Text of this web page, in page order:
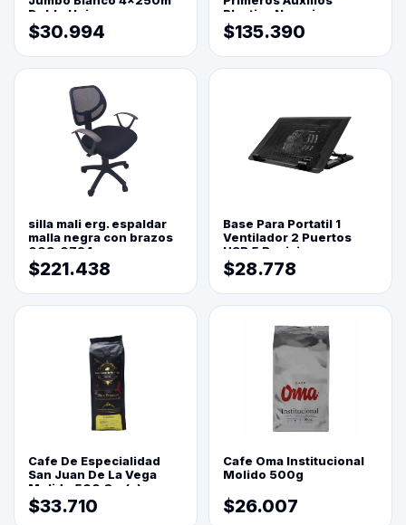
Doble Hoja
$30.994
Plastica Naranja
$135.390
silla mali erg. espaldar
malla negra con brazos
003-0794
$221.438
Base Para Portatil 1
Ventilador 2 Puertos
USB 5 Posiciones
$28.778
Cafe De Especialidad
San Juan De La Vega
Molido 500 Grs(=)
$33.710
Cafe Oma Institucional
Molido 500g
$26.007